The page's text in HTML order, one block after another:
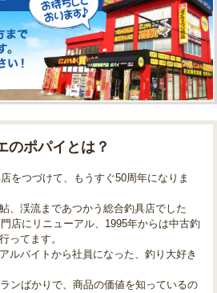
のポパイとは？
をつづけて、もうすぐ50周年になりま
、渓流まであつかう総合釣具店でした
店にリニューアル、1995年からは中古釣
ってます。
ルバイトから社員になった、釣り大好き
ンばかりで、商品の価値を知っているの